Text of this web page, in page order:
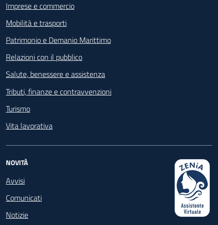
Imprese e commercio
Mobilità e trasporti
Patrimonio e Demanio Marittimo
Relazioni con il pubblico
Salute, benessere e assistenza
Tributi, finanze e contravvenzioni
Turismo
Vita lavorativa
NOVITÀ
Avvisi
Comunicati
Notizie